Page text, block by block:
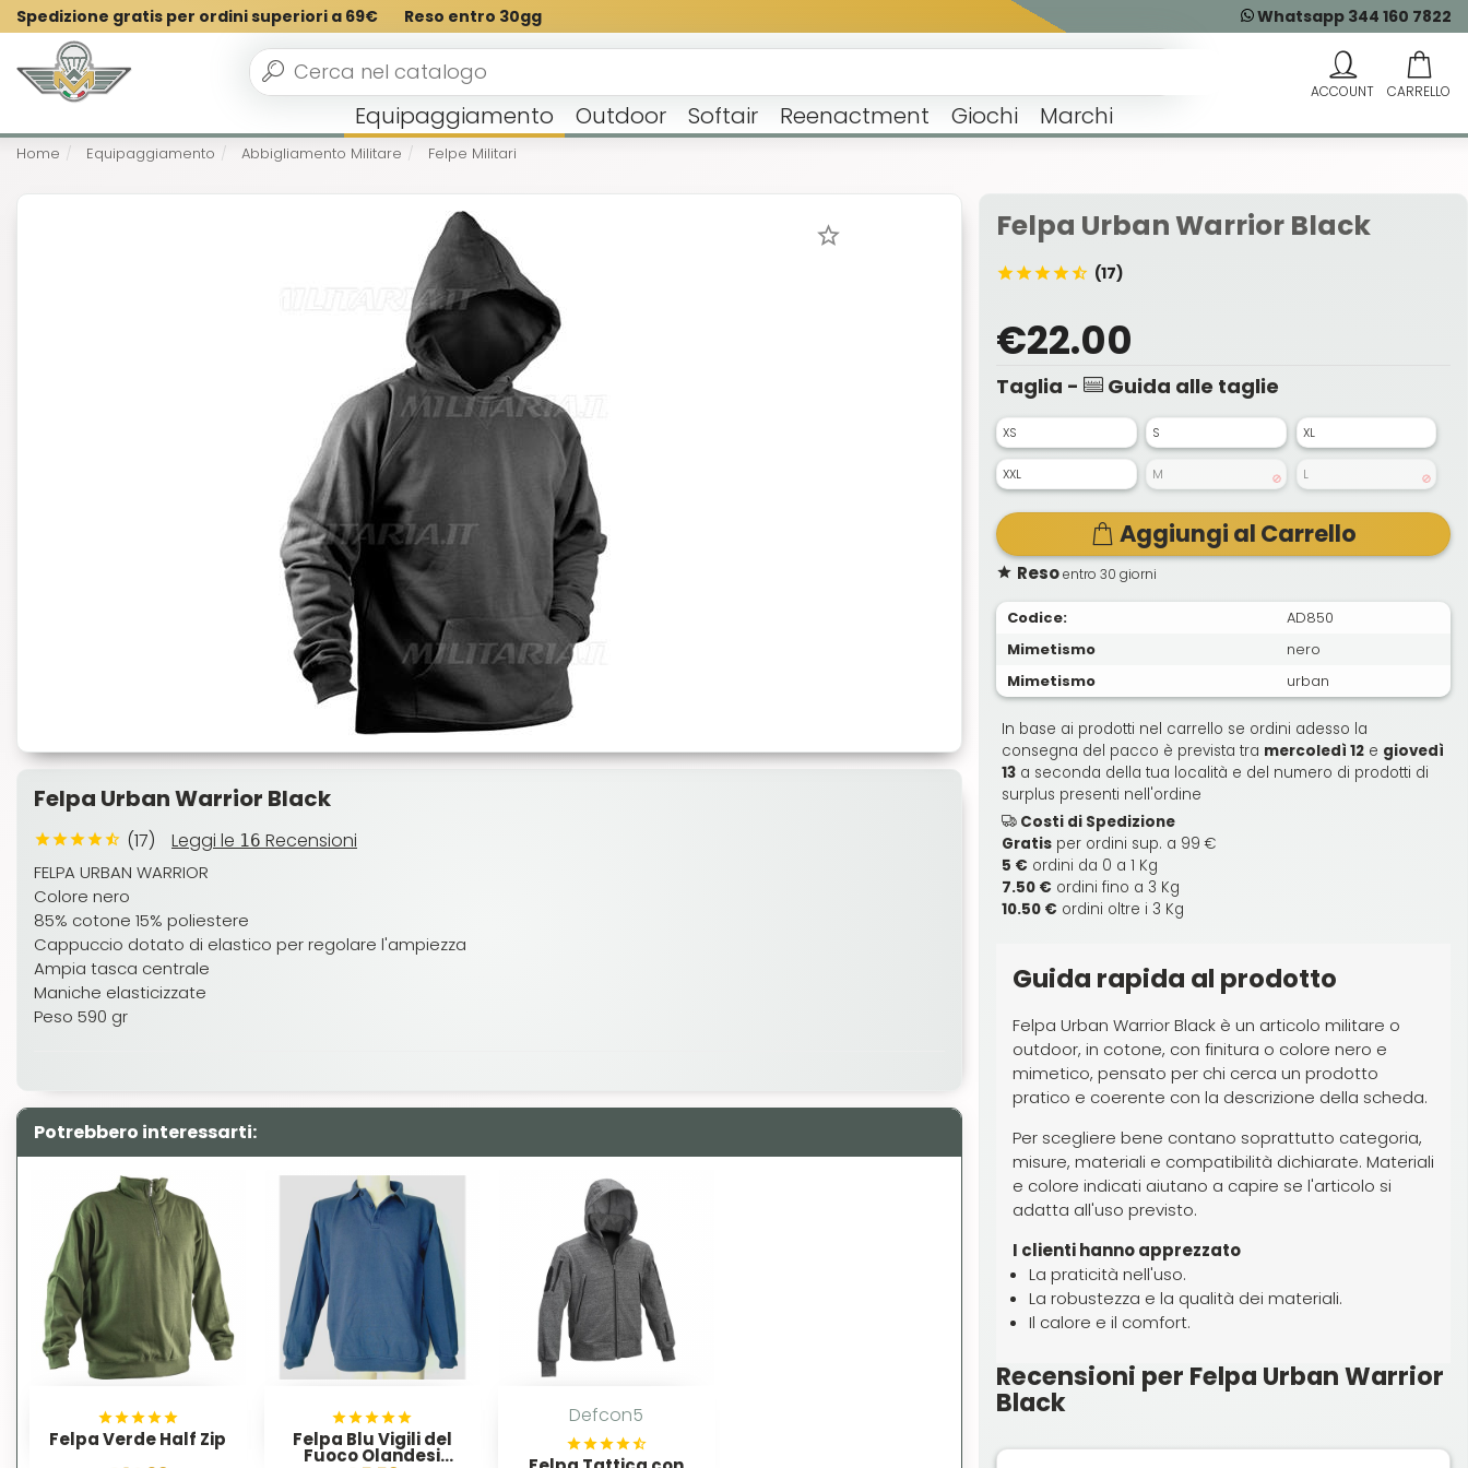
Spedizione gratis per ordini superiori a 69€ Reso entro 30gg Whatsapp 344 160 7822
Equipaggiamento Outdoor Softair Reenactment Giochi Marchi
Home Equipaggiamento Abbigliamento Militare Felpe Militari
Felpa Urban Warrior Black
(17) Leggi le 16 Recensioni
FELPA URBAN WARRIOR
Colore nero
85% cotone 15% poliestere
Cappuccio dotato di elastico per regolare l'ampiezza
Ampia tasca centrale
Maniche elasticizzate
Peso 590 gr
Potrebbero interessarti:
Felpa Verde Half Zip
Felpa Blu Vigili del
Fuoco Olandesi
Defcon5
Felpa Urban Warrior Black
(17)
€22.00
Taglia - Guida alle taglie
XS S XL
XXL M L
Aggiungi al Carrello
Resoentro 30 giorni
Codice:
AD850
Mimetismo
nero
Mimetismo
urban
In base ai prodotti nel carrello se ordini adesso la
consegna del pacco è prevista tra mercoledì 12 e giovedì
13 a seconda della tua località e del numero di prodotti di
surplus presenti nell'ordine
Costi di Spedizione
Gratis per ordini sup. a 99 €
5 € ordini da 0 a 1 Kg
7.50 € ordini fino a 3 Kg
10.50 € ordini oltre i 3 Kg
Guida rapida al prodotto
Felpa Urban Warrior Black è un articolo militare o
outdoor, in cotone, con finitura o colore nero e
mimetico, pensato per chi cerca un prodotto
pratico e coerente con la descrizione della scheda.
Per scegliere bene contano soprattutto categoria,
misure, materiali e compatibilità dichiarate. Materiali
e colore indicati aiutano a capire se l'articolo si
adatta all'uso previsto.
I clienti hanno apprezzato
La praticità nell'uso.
La robustezza e la qualità dei materiali.
Il calore e il comfort.
Recensioni per Felpa Urban Warrior
Black